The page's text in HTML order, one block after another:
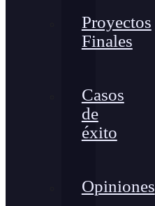
Proyectos
Finales
Casos
de
éxito
Opiniones